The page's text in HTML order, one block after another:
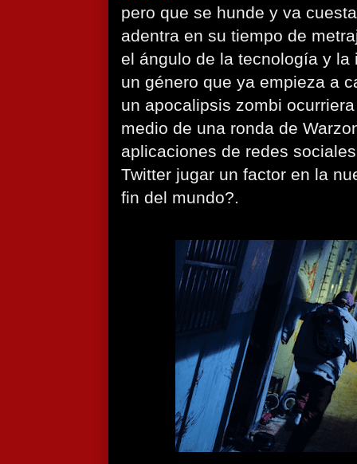
pero que se hunde y va
adentra en su tiempo de
el ángulo de la tecnología y
un género que ya empieza a
un apocalipsis zombi
medio de una ronda de
aplicaciones de redes
Twitter jugar un factor en la
fin del mundo?.